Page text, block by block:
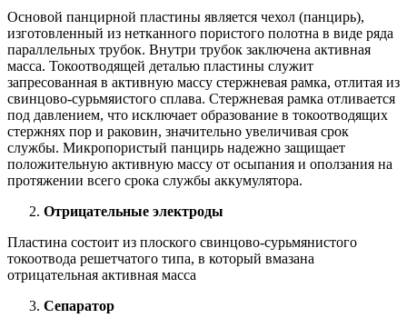
Основой панцирной пластины является чехол (панцирь),
изготовленный из нетканного пористого полотна в виде ряда
параллельных трубок. Внутри трубок заключена активная
масса. Токоотводящей деталью пластины служит
запресованная в активную массу стержневая рамка, отлитая из
свинцово-сурьмяистого сплава. Стержневая рамка отливается
под давлением, что исключает образование в токоотводящих
стержнях пор и раковин, значительно увеличивая срок
службы. Микропористый панцирь надежно защищает
положительную активную массу от осыпания и оползания на
протяжении всего срока службы аккумулятора.
Отрицательные электроды
Пластина состоит из плоского свинцово-сурьмянистого
токоотвода решетчатого типа, в который вмазана
отрицательная активная масса
Сепаратор